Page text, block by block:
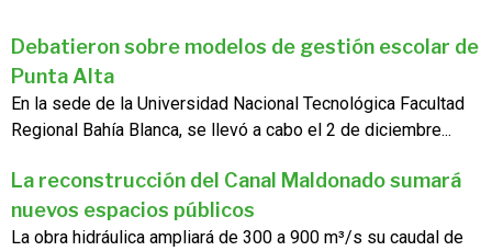
Debatieron sobre modelos de gestión escolar de
Punta Alta
En la sede de la Universidad Nacional Tecnológica Facultad
Regional Bahía Blanca, se llevó a cabo el 2 de diciembre...
La reconstrucción del Canal Maldonado sumará
nuevos espacios públicos
La obra hidráulica ampliará de 300 a 900 m³/s su caudal de